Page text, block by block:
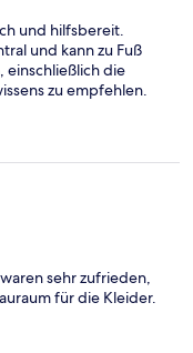
und hilfsbereit.
und kann zu Fuß
die
zu empfehlen.
sehr zufrieden,
für die Kleider.